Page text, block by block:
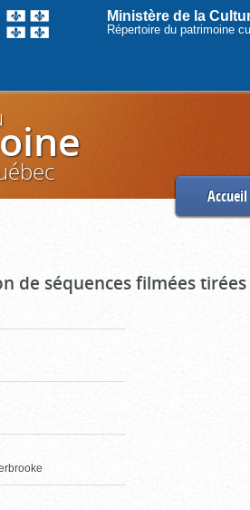
Ministère de la
Répertoire du patrimoine
Accueil
de séquences filmées